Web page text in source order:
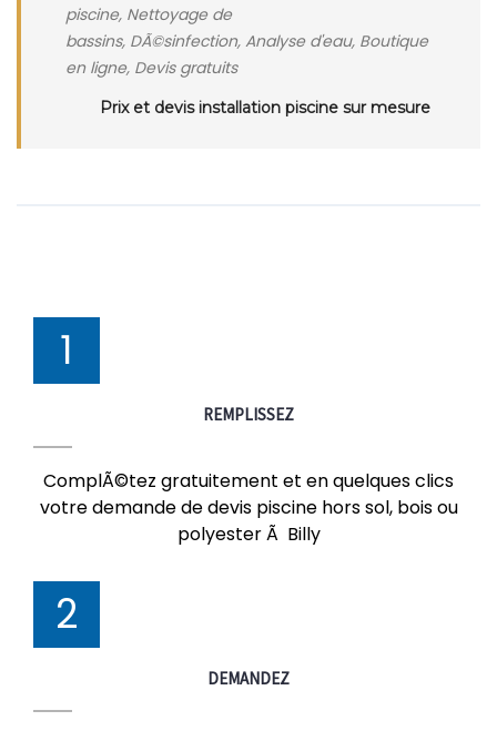
piscine, Nettoyage de
bassins, DÃ©sinfection, Analyse d'eau, Boutique
en ligne, Devis gratuits
Prix et devis installation piscine sur mesure
1
REMPLISSEZ
ComplÃ©tez gratuitement et en quelques clics
votre demande de devis piscine hors sol, bois ou
polyester Ã Billy
2
DEMANDEZ